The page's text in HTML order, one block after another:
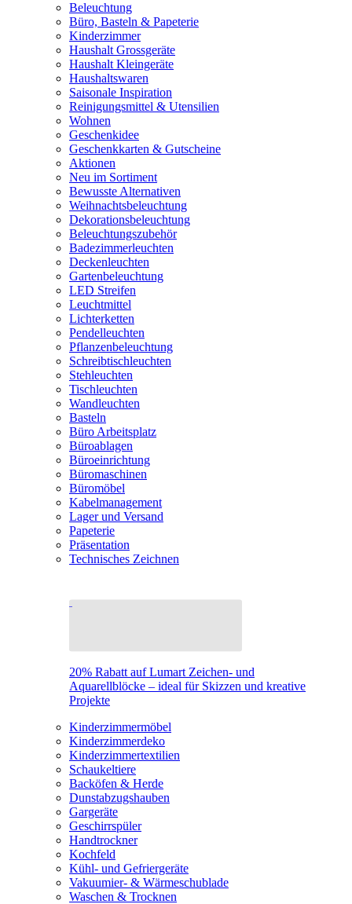
Beleuchtung
Büro, Basteln & Papeterie
Kinderzimmer
Haushalt Grossgeräte
Haushalt Kleingeräte
Haushaltswaren
Saisonale Inspiration
Reinigungsmittel & Utensilien
Wohnen
Geschenkidee
Geschenkkarten & Gutscheine
Aktionen
Neu im Sortiment
Bewusste Alternativen
Weihnachtsbeleuchtung
Dekorationsbeleuchtung
Beleuchtungszubehör
Badezimmerleuchten
Deckenleuchten
Gartenbeleuchtung
LED Streifen
Leuchtmittel
Lichterketten
Pendelleuchten
Pflanzenbeleuchtung
Schreibtischleuchten
Stehleuchten
Tischleuchten
Wandleuchten
Basteln
Büro Arbeitsplatz
Büroablagen
Büroeinrichtung
Büromaschinen
Büromöbel
Kabelmanagement
Lager und Versand
Papeterie
Präsentation
Technisches Zeichnen
20% Rabatt auf Lumart Zeichen- und
Aquarellblöcke – ideal für Skizzen und kreative
Projekte
Kinderzimmermöbel
Kinderzimmerdeko
Kinderzimmertextilien
Schaukeltiere
Backöfen & Herde
Dunstabzugshauben
Gargeräte
Geschirrspüler
Handtrockner
Kochfeld
Kühl- und Gefriergeräte
Vakuumier- & Wärmeschublade
Waschen & Trocknen